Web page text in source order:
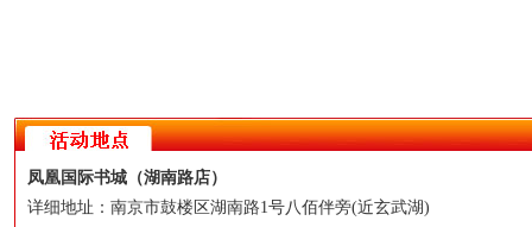
凤凰国际书城（湖南路店）
详细地址：南京市鼓楼区湖南路1号八佰伴旁(近玄武湖)